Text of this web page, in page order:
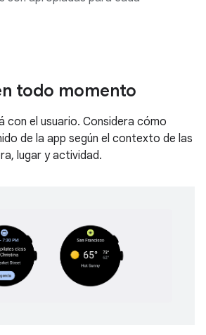
todo momento
con el usuario. Considera cómo
de la app según el contexto de las
lugar y actividad.